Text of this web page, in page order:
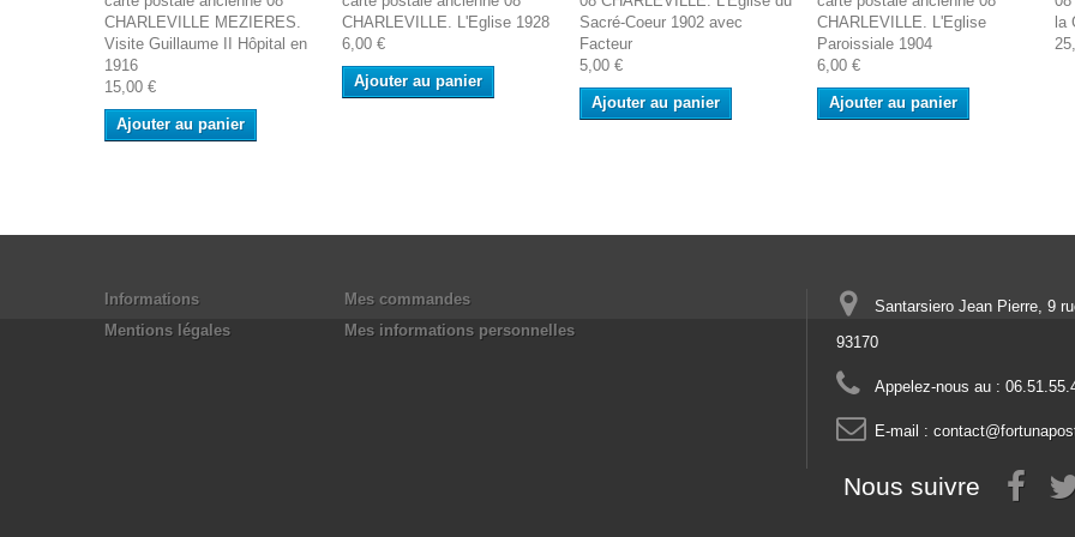
CHARLEVILLE MEZIERES.
Visite Guillaume II Hôpital en
1916
15,00 €
Ajouter au panier
CHARLEVILLE. L'Eglise 1928
6,00 €
Ajouter au panier
Sacré-Coeur 1902 avec
Facteur
5,00 €
Ajouter au panier
CHARLEVILLE. L'Eglise
Paroissiale 1904
6,00 €
Ajouter au panier
la
Informations
Mentions légales
Mes commandes
Mes informations personnelles
Santarsiero Jean Pierre, 9
93170
Appelez-nous au :
E-mail :
Nous suivre